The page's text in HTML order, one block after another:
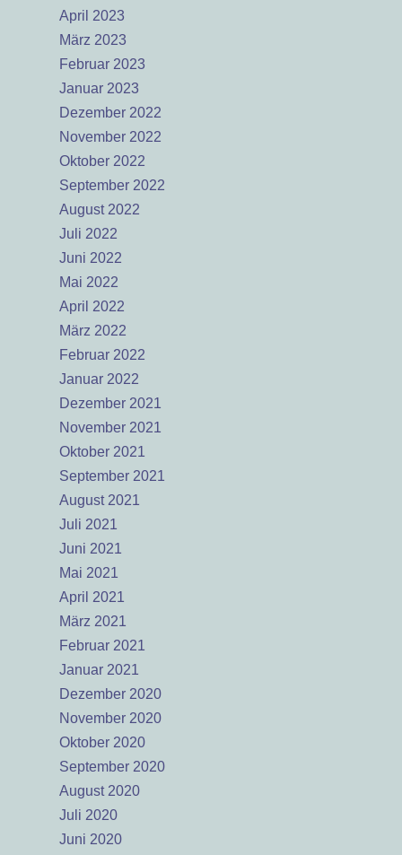
April 2023
März 2023
Februar 2023
Januar 2023
Dezember 2022
November 2022
Oktober 2022
September 2022
August 2022
Juli 2022
Juni 2022
Mai 2022
April 2022
März 2022
Februar 2022
Januar 2022
Dezember 2021
November 2021
Oktober 2021
September 2021
August 2021
Juli 2021
Juni 2021
Mai 2021
April 2021
März 2021
Februar 2021
Januar 2021
Dezember 2020
November 2020
Oktober 2020
September 2020
August 2020
Juli 2020
Juni 2020